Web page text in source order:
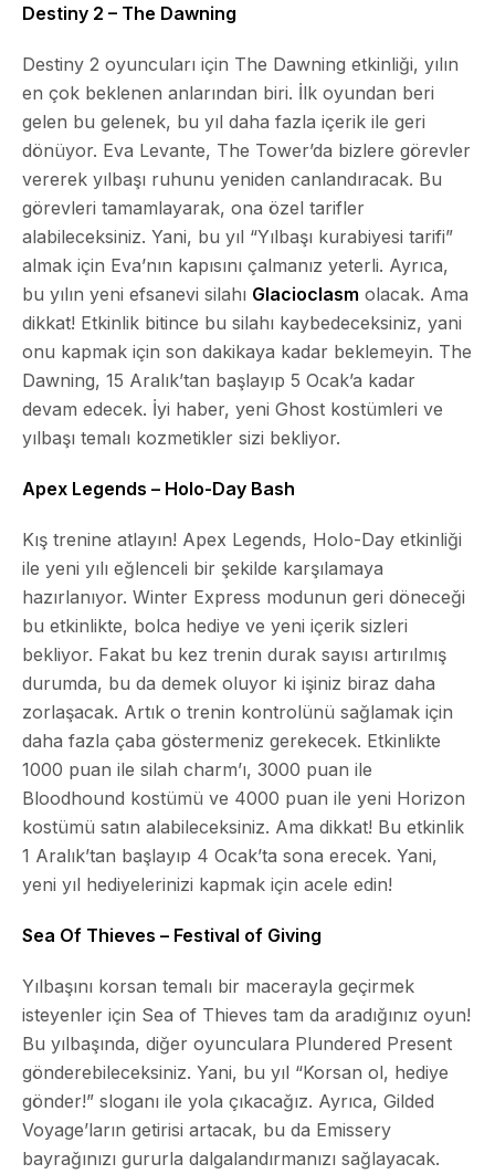
Destiny 2 – The Dawning
Destiny 2 oyuncuları için The Dawning etkinliği, yılın
en çok beklenen anlarından biri. İlk oyundan beri
gelen bu gelenek, bu yıl daha fazla içerik ile geri
dönüyor. Eva Levante, The Tower’da bizlere görevler
vererek yılbaşı ruhunu yeniden canlandıracak. Bu
görevleri tamamlayarak, ona özel tarifler
alabileceksiniz. Yani, bu yıl “Yılbaşı kurabiyesi tarifi”
almak için Eva’nın kapısını çalmanız yeterli. Ayrıca,
bu yılın yeni efsanevi silahı Glacioclasm olacak. Ama
dikkat! Etkinlik bitince bu silahı kaybedeceksiniz, yani
onu kapmak için son dakikaya kadar beklemeyin. The
Dawning, 15 Aralık’tan başlayıp 5 Ocak’a kadar
devam edecek. İyi haber, yeni Ghost kostümleri ve
yılbaşı temalı kozmetikler sizi bekliyor.
Apex Legends – Holo-Day Bash
Kış trenine atlayın! Apex Legends, Holo-Day etkinliği
ile yeni yılı eğlenceli bir şekilde karşılamaya
hazırlanıyor. Winter Express modunun geri döneceği
bu etkinlikte, bolca hediye ve yeni içerik sizleri
bekliyor. Fakat bu kez trenin durak sayısı artırılmış
durumda, bu da demek oluyor ki işiniz biraz daha
zorlaşacak. Artık o trenin kontrolünü sağlamak için
daha fazla çaba göstermeniz gerekecek. Etkinlikte
1000 puan ile silah charm’ı, 3000 puan ile
Bloodhound kostümü ve 4000 puan ile yeni Horizon
kostümü satın alabileceksiniz. Ama dikkat! Bu etkinlik
1 Aralık’tan başlayıp 4 Ocak’ta sona erecek. Yani,
yeni yıl hediyelerinizi kapmak için acele edin!
Sea Of Thieves – Festival of Giving
Yılbaşını korsan temalı bir macerayla geçirmek
isteyenler için Sea of Thieves tam da aradığınız oyun!
Bu yılbaşında, diğer oyunculara Plundered Present
gönderebileceksiniz. Yani, bu yıl “Korsan ol, hediye
gönder!” sloganı ile yola çıkacağız. Ayrıca, Gilded
Voyage’ların getirisi artacak, bu da Emissery
bayrağınızı gururla dalgalandırmanızı sağlayacak.